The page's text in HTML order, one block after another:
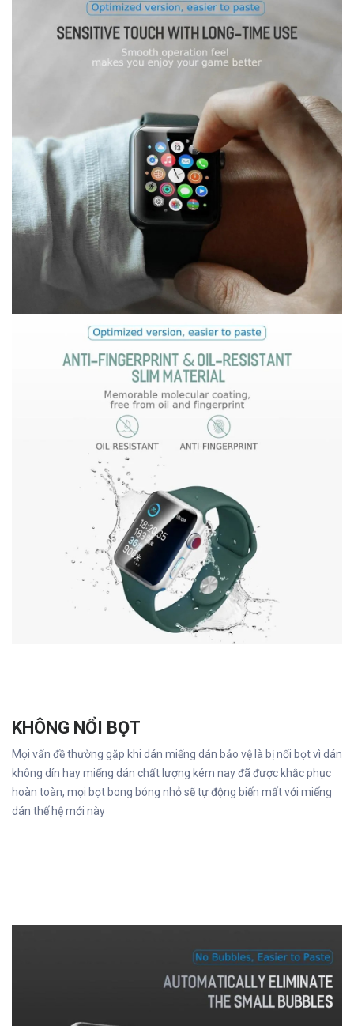
KHÔNG NỔI BỌT
Mọi vấn đề thường gặp khi dán miếng dán bảo vệ là bị nổi bọt vì dán
không dín hay miếng dán chất lượng kém nay đã được khắc phục
hoàn toàn, mọi bọt bong bóng nhỏ sẽ tự động biến mất với miếng
dán thế hệ mới này